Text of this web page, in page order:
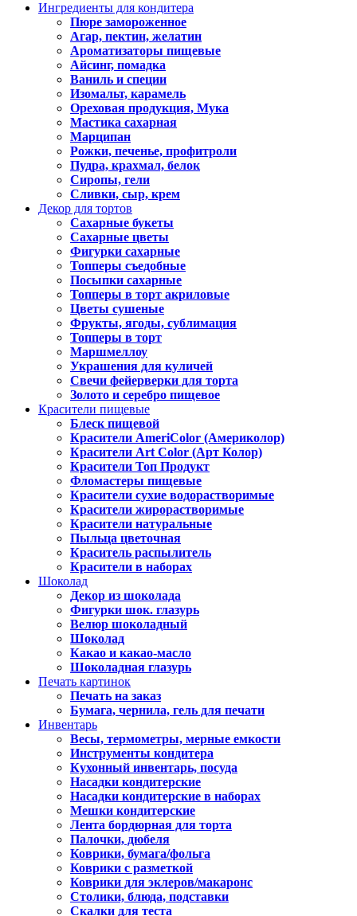
Ингредиенты для кондитера
Пюре замороженное
Агар, пектин, желатин
Ароматизаторы пищевые
Айсинг, помадка
Ваниль и специи
Изомальт, карамель
Ореховая продукция, Мука
Мастика сахарная
Марципан
Рожки, печенье, профитроли
Пудра, крахмал, белок
Сиропы, гели
Сливки, сыр, крем
Декор для тортов
Сахарные букеты
Сахарные цветы
Фигурки сахарные
Топперы съедобные
Посыпки сахарные
Топперы в торт акриловые
Цветы сушеные
Фрукты, ягоды, сублимация
Топперы в торт
Маршмеллоу
Украшения для куличей
Свечи фейерверки для торта
Золото и серебро пищевое
Красители пищевые
Блеск пищевой
Красители AmeriColor (Америколор)
Красители Art Color (Арт Колор)
Красители Топ Продукт
Фломастеры пищевые
Красители сухие водорастворимые
Красители жирорастворимые
Красители натуральные
Пыльца цветочная
Краситель распылитель
Красители в наборах
Шоколад
Декор из шоколада
Фигурки шок. глазурь
Велюр шоколадный
Шоколад
Какао и какао-масло
Шоколадная глазурь
Печать картинок
Печать на заказ
Бумага, чернила, гель для печати
Инвентарь
Весы, термометры, мерные емкости
Инструменты кондитера
Кухонный инвентарь, посуда
Насадки кондитерские
Насадки кондитерские в наборах
Мешки кондитерские
Лента бордюрная для торта
Палочки, дюбеля
Коврики, бумага/фольга
Коврики с разметкой
Коврики для эклеров/макаронс
Столики, блюда, подставки
Скалки для теста